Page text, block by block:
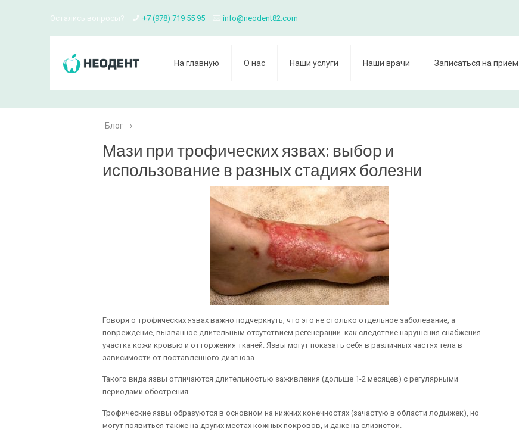
Остались вопросы? +7 (978) 719 55 95 info@neodent82.com
На главную О нас Наши услуги Наши врачи Записаться на прием
Блог ›
Мази при трофических язвах: выбор и
использование в разных стадиях болезни
Говоря о трофических язвах важно подчеркнуть, что это не столько отдельное заболевание, а
повреждение, вызванное длительным отсутствием регенерации. как следствие нарушения снабжения
участка кожи кровью и отторжения тканей. Язвы могут показать себя в различных частях тела в
зависимости от поставленного диагноза.
Такого вида язвы отличаются длительностью заживления (дольше 1-2 месяцев) с регулярными
периодами обострения.
Трофические язвы образуются в основном на нижних конечностях (зачастую в области лодыжек), но
могут появиться также на других местах кожных покровов, и даже на слизистой.